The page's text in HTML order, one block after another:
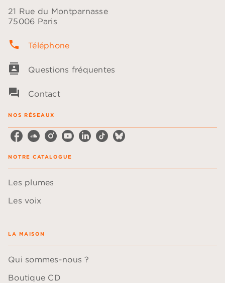
21 Rue du Montparnasse
75006 Paris
phone Téléphone
contacts Questions fréquentes
question_answer Contact
NOS RÉSEAUX
NOTRE CATALOGUE
Les plumes
Les voix
LA MAISON
Qui sommes-nous ?
Boutique CD